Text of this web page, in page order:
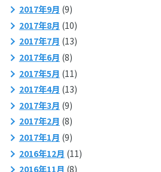
2017年9月 (9)
2017年8月 (10)
2017年7月 (13)
2017年6月 (8)
2017年5月 (11)
2017年4月 (13)
2017年3月 (9)
2017年2月 (8)
2017年1月 (9)
2016年12月 (11)
2016年11月 (8)